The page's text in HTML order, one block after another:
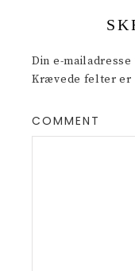
Din e-
Krævede felter er
COMMENT